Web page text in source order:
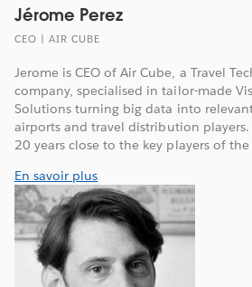
Jérome Perez
CEO | AIR CUBE
Jerome is CEO of Air Cube, a Travel
company, specialised in tailor-made
Solutions turning big data into
airports and travel distribution
20 years close to the key players of the
En savoir plus